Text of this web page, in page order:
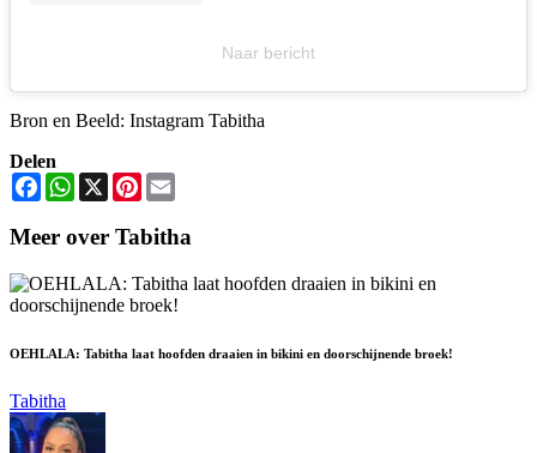
Naar bericht
Bron en Beeld: Instagram Tabitha
Delen
FacebookWhatsApp
X Pinterest
Meer over Tabitha
OEHLALA: Tabitha laat hoofden draaien in bikini en doorschijnende broek!
Tabitha